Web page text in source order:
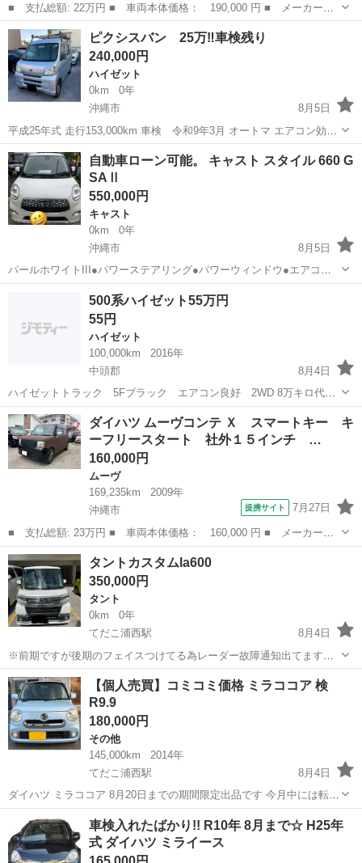
■ 支払総額: 22万円 ■ 車両本体価格： 190,000 円 ■ メーカー
名： ダイハツ ■ 車種名： エッセ ■ グレード名： ■ 排気
量： 660cc ■ ドア枚数： 5D ■ ミッション： AT3速 ■ 店舗P...
沖縄 うるま市
ピクシスバン 25万‼️車検残り
240,000円
ハイゼット
0km
0年
沖縄市
8月5日
平成25年式 走行153,000km 車検 令和9年3月 オートマ エアコン効き
ます 現車確認お願いします
沖縄 沖縄市 ハイゼット
自動車ローン可能。 キャスト スタイル 660 G
SAⅡ
550,000円
キャスト
0km
0年
沖縄市
8月5日
パールホワイトIII●パワーステアリング●パワーウィンドウ●エアコン●
キーレス●ABS●運転席エアバッグ●助手席エアバッグ●サイドエアバッ
グ●CD●バックカメラ●フルエアロ●フォグランプ●LED ライト●プライ
キャスト 自動車ローン
500系ハイゼット55万円
55円
ハイゼット
100,000km
2016年
中頭郡
8月4日
ハイゼットトラック 5Fブラック エアコン良好 2WD 8万キロ代で
メーター故障の為 新品メーターに交換 写真は後日投稿します 現金一
括 3N 早い者勝ち 55万円です 55円ですか？とか常識の無い人はごめ
んなさい
沖縄 中頭郡 ハイゼット メーター
ダイハツ ムーヴコンテ Ｘ スマートキー キ
ーフリースタート 社外１５インチ …
160,000円
ムーヴ
169,235km
2009年
沖縄市
提携サイト 7月27日
■ 支払総額: 23万円 ■ 車両本体価格： 160,000 円 ■ メーカー
名： ダイハツ ■ 車種名： ムーヴコンテ ■ グレード名： Ｘ
スマートキー キーフリースタート 社外１５インチ Ｂｌｕｅｔｏ
ｏｔｈ ＬＥＤヘ...
沖縄 沖縄市 ムーヴ
タントカスタムla600
350,000円
タント
0km
0年
てだこ浦西駅
8月4日
※前期ですが後期のフェイスつけてる為レーダー故障通知出てます。
運転には支障ありません。 車検R.8.9 走行147000 子供の送り迎えで使
ってる為多少伸びます。 ノンターボ、左側パワースライド 先月オイル
交換済み、タイ...
沖縄 うるま市 てだこ浦西駅 タント
【個人売買】コミコミ価格 ミラココア 検
R9.9
180,000円
その他
145,000km
2014年
てだこ浦西駅
8月4日
ダイハツ ミラココア 8月20日までの期間限定出品です 今月中には転居
の為、欲しい方が見つからない際は内地に運びます 内地から持ってき
た車両になりますので、年式の割にサビはかなり少ないと思います 禁
煙車で使用しておりました...
沖縄 宜野湾市 てだこ浦西駅 その他
車検入れたばかり!! R10年 8月まで☆ H25年
式 ダイハツ ミライース